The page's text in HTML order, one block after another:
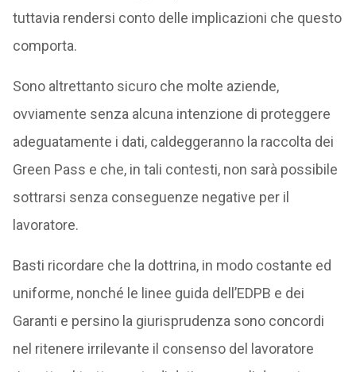
tuttavia rendersi conto delle implicazioni che questo
comporta.
Sono altrettanto sicuro che molte aziende,
ovviamente senza alcuna intenzione di proteggere
adeguatamente i dati, caldeggeranno la raccolta dei
Green Pass e che, in tali contesti, non sarà possibile
sottrarsi senza conseguenze negative per il
lavoratore.
Basti ricordare che la dottrina, in modo costante ed
uniforme, nonché le linee guida dell’EDPB e dei
Garanti e persino la giurisprudenza sono concordi
nel ritenere irrilevante il consenso del lavoratore